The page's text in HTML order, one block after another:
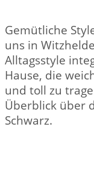
Gemütliche
uns in
Alltagsstyle
Hause, die
und toll zu
Überblick über
Schwarz.